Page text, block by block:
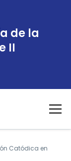
de la
II
Catódica en